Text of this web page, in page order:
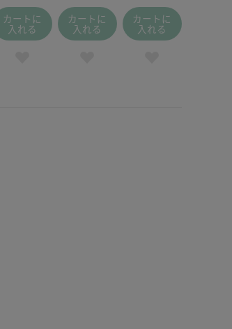
カートに
入れる
カートに
入れる
カートに
入れる